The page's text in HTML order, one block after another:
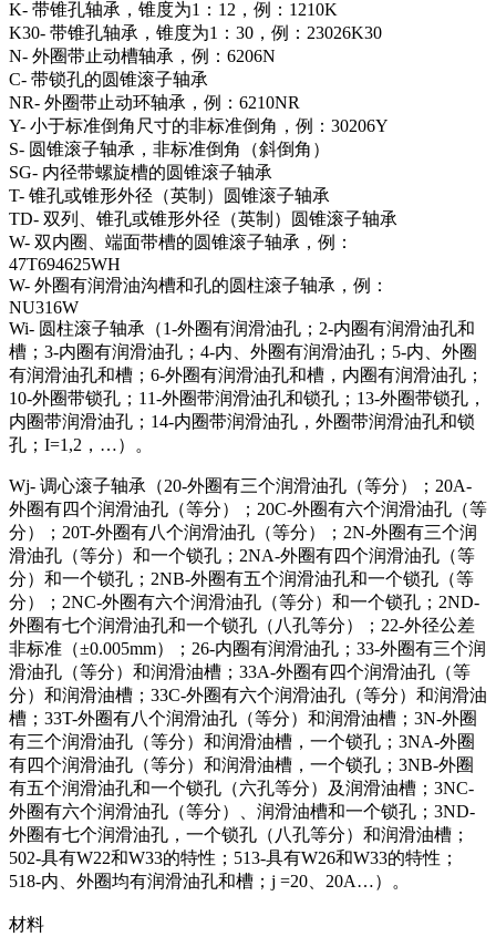
K- 带锥孔轴承，锥度为1：12，例：1210K
K30- 带锥孔轴承，锥度为1：30，例：23026K30
N- 外圈带止动槽轴承，例：6206N
C- 带锁孔的圆锥滚子轴承
NR- 外圈带止动环轴承，例：6210NR
Y- 小于标准倒角尺寸的非标准倒角，例：30206Y
S- 圆锥滚子轴承，非标准倒角（斜倒角）
SG- 内径带螺旋槽的圆锥滚子轴承
T- 锥孔或锥形外径（英制）圆锥滚子轴承
TD- 双列、锥孔或锥形外径（英制）圆锥滚子轴承
W- 双内圈、端面带槽的圆锥滚子轴承，例：
47T694625WH
W- 外圈有润滑油沟槽和孔的圆柱滚子轴承，例：
NU316W
Wi- 圆柱滚子轴承（1-外圈有润滑油孔；2-内圈有润滑油孔和
槽；3-内圈有润滑油孔；4-内、外圈有润滑油孔；5-内、外圈
有润滑油孔和槽；6-外圈有润滑油孔和槽，内圈有润滑油孔；
10-外圈带锁孔；11-外圈带润滑油孔和锁孔；13-外圈带锁孔，
内圈带润滑油孔；14-内圈带润滑油孔，外圈带润滑油孔和锁
孔；I=1,2，…）。
Wj- 调心滚子轴承（20-外圈有三个润滑油孔（等分）；20A-
外圈有四个润滑油孔（等分）；20C-外圈有六个润滑油孔（等
分）；20T-外圈有八个润滑油孔（等分）；2N-外圈有三个润
滑油孔（等分）和一个锁孔；2NA-外圈有四个润滑油孔（等
分）和一个锁孔；2NB-外圈有五个润滑油孔和一个锁孔（等
分）；2NC-外圈有六个润滑油孔（等分）和一个锁孔；2ND-
外圈有七个润滑油孔和一个锁孔（八孔等分）；22-外径公差
非标准（±0.005mm）；26-内圈有润滑油孔；33-外圈有三个润
滑油孔（等分）和润滑油槽；33A-外圈有四个润滑油孔（等
分）和润滑油槽；33C-外圈有六个润滑油孔（等分）和润滑油
槽；33T-外圈有八个润滑油孔（等分）和润滑油槽；3N-外圈
有三个润滑油孔（等分）和润滑油槽，一个锁孔；3NA-外圈
有四个润滑油孔（等分）和润滑油槽，一个锁孔；3NB-外圈
有五个润滑油孔和一个锁孔（六孔等分）及润滑油槽；3NC-
外圈有六个润滑油孔（等分）、润滑油槽和一个锁孔；3ND-
外圈有七个润滑油孔，一个锁孔（八孔等分）和润滑油槽；
502-具有W22和W33的特性；513-具有W26和W33的特性；
518-内、外圈均有润滑油孔和槽；j =20、20A…）。
材料